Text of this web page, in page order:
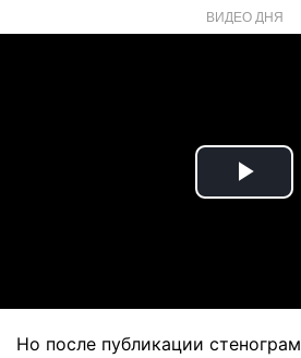
ВИДЕО ДНЯ
Play
Но после публикации